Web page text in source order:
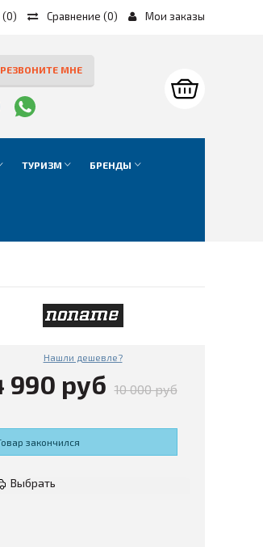
(0) Сравнение (0) Мои заказы
МНЕ
ТУРИЗМ БРЕНДЫ
Нашли дешевле?
990 руб 10 000 руб
закончился
Выбрать